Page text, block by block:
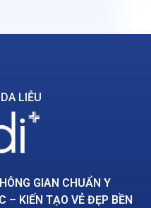
LIỄU
GIAN CHUẨN Y
– KIẾN TẠO VẺ ĐẸP BỀN